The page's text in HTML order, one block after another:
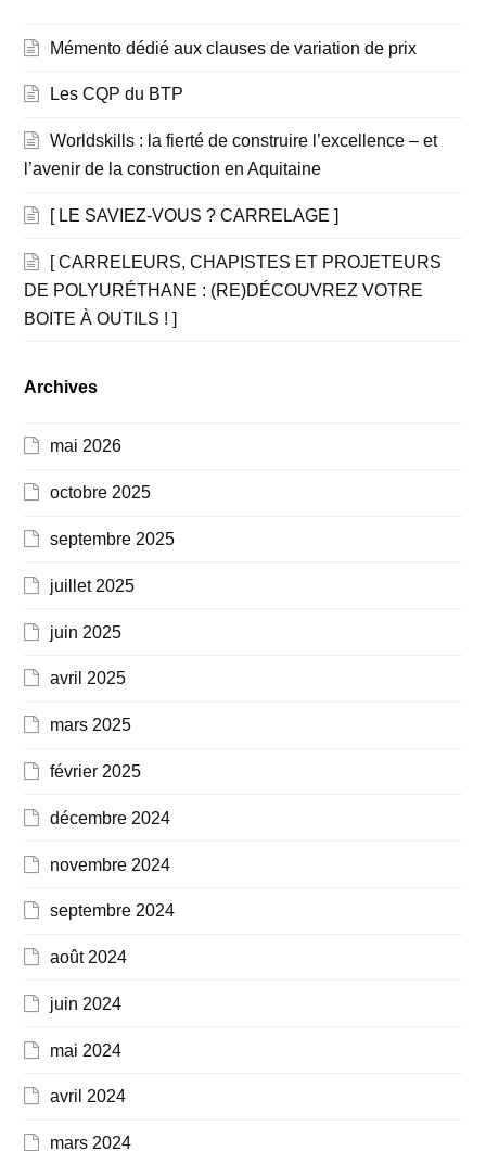
Mémento dédié aux clauses de variation de prix
Les CQP du BTP
Worldskills : la fierté de construire l’excellence – et
l’avenir de la construction en Aquitaine
[ LE SAVIEZ-VOUS ? CARRELAGE ]
[ CARRELEURS, CHAPISTES ET PROJETEURS
DE POLYURÉTHANE : (RE)DÉCOUVREZ VOTRE
BOITE À OUTILS ! ]
Archives
mai 2026
octobre 2025
septembre 2025
juillet 2025
juin 2025
avril 2025
mars 2025
février 2025
décembre 2024
novembre 2024
septembre 2024
août 2024
juin 2024
mai 2024
avril 2024
mars 2024